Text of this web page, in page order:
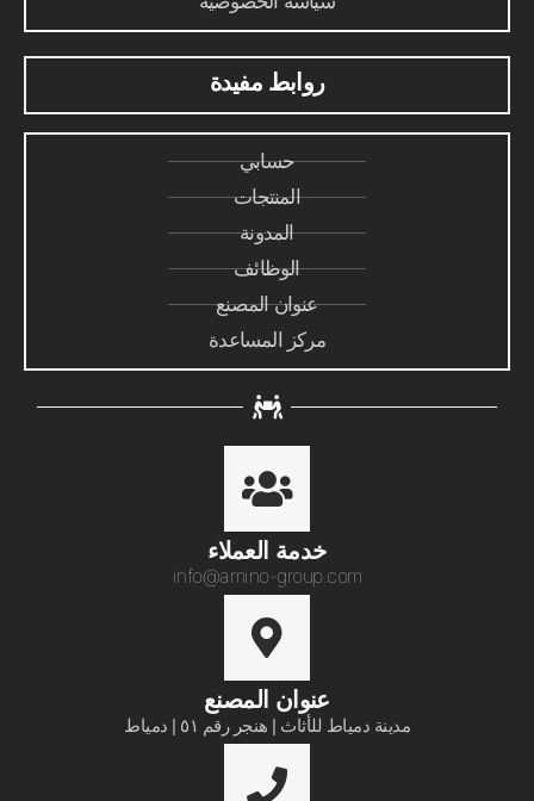
روابط مفيدة
حسابي
المنتجات
المدونة
الوظائف
عنوان المصنع
مركز المساعدة
خدمة العملاء​
info@amino-group.com
عنوان المصنع
مدينة دمياط للأثاث | هنجر رقم ٥١ | دمياط